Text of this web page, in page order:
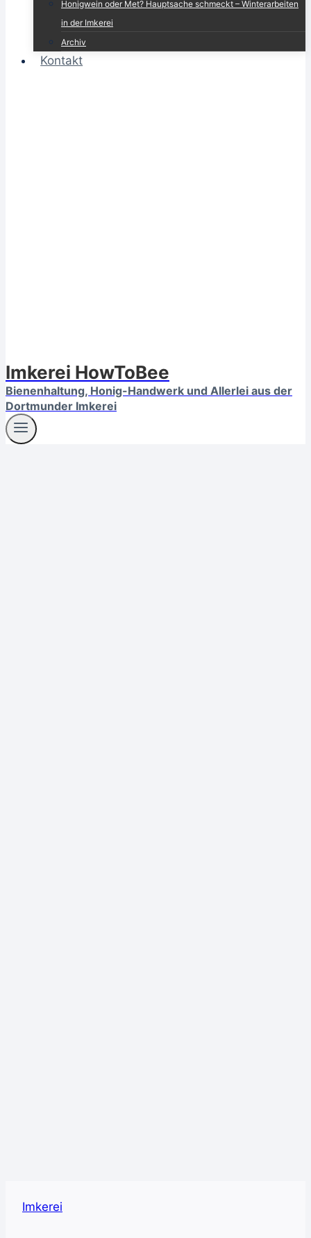
Honigwein oder Met? Hauptsache schmeckt – Winterarbeiten
in der Imkerei
Archiv
Kontakt
Imkerei HowToBee
Bienenhaltung, Honig-Handwerk und Allerlei aus der
Dortmunder Imkerei
Imkerei